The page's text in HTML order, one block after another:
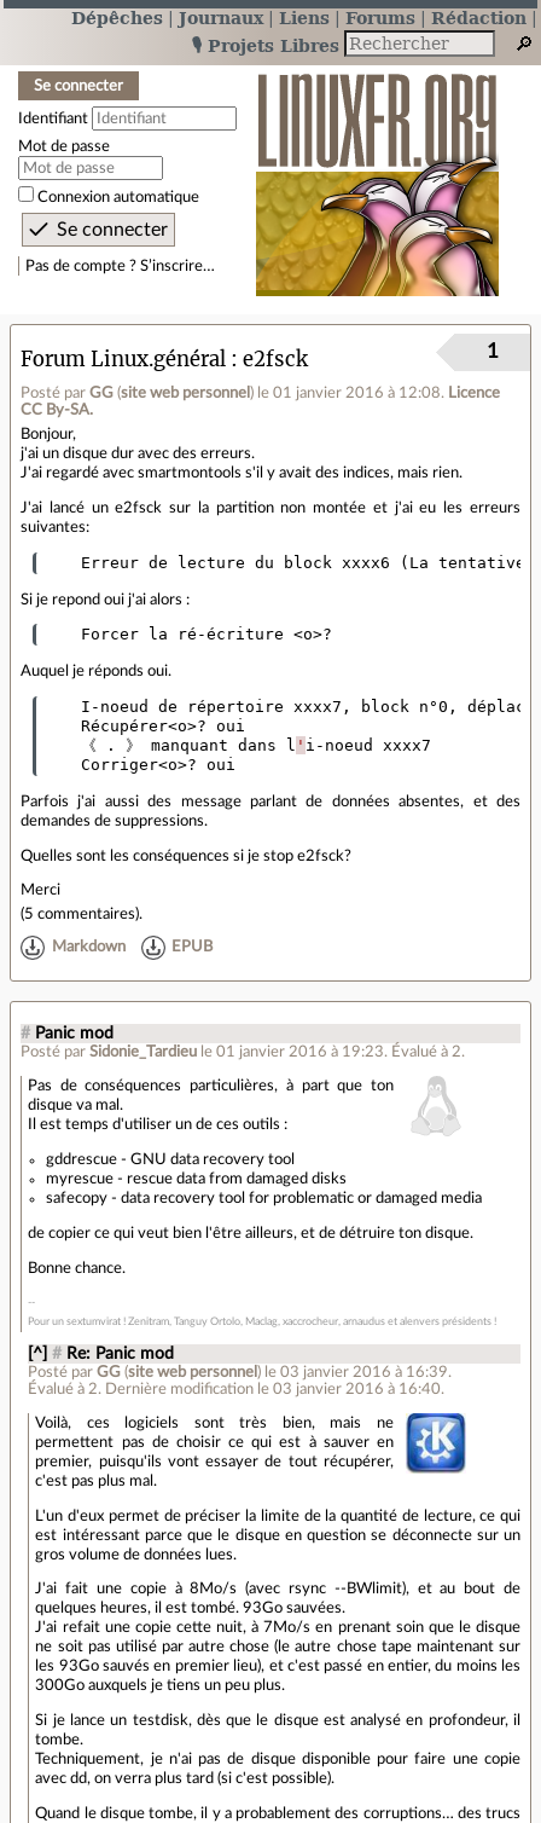
Dépêches Journaux Liens Forums
Rédaction
🎙️ Projets Libres
Se connecter
Identifiant
Mot de passe
Connexion automatique
Pas de compte ? S’inscrire…
Forum Linux.général e2fsck
Posté par GG (site web personnel ) le 01 janvier 2016 à 12:08. Licence
CC By‑SA.
1
Bonjour,
j'ai un disque dur avec des erreurs.
J'ai regardé avec smartmontools s'il y avait des indices, mais rien.
J'ai lancé un e2fsck sur la partition non montée et j'ai eu les erreurs
suivantes:
    Erreur de lecture du block xxxx6
( La tentative
Si je repond oui j'ai alors :
    Forcer la ré-écriture <o>?
Auquel je réponds oui.
I-noeud de répertoire xxxx7, block n°0,
    Récupérer<o>? oui
    《 . 》 manquant dans l
' i-noeud xxxx7
    Corriger<o>? oui
Parfois j'ai aussi des message parlant de données absentes, et des
demandes de suppressions.
Quelles sont les conséquences si je stop e2fsck?
Merci
(5 commentaires).
Markdown EPUB
# Panic mod
Posté par Sidonie_Tardieu le 01 janvier 2016 à 19:23. Évalué à 2.
Pas de conséquences particulières, à part que ton
disque va mal.
Il est temps d'utiliser un de ces outils :
gddrescue - GNU data recovery tool
myrescue - rescue data from damaged disks
safecopy - data recovery tool for problematic or damaged media
de copier ce qui veut bien l'être ailleurs, et de détruire ton disque.
Bonne chance.
Pour un sextumvirat ! Zenitram, Tanguy Ortolo, Maclag, xaccrocheur, arnaudus et alenvers présidents !
[^] # Re: Panic mod
Posté parGG (site web personnel ) le 03 janvier 2016 à 16:39.
Évalué à 2. Dernière modification le 03 janvier 2016 à 16:40.
Voilà, ces logiciels sont très bien, mais ne
permettent pas de choisir ce qui est à sauver en
premier, puisqu'ils vont essayer de tout récupérer,
c'est pas plus mal.
L'un d'eux permet de préciser la limite de la quantité de lecture, ce qui
est intéressant parce que le disque en question se déconnecte sur un
gros volume de données lues.
J'ai fait une copie à 8Mo/s (avec rsync --BWlimit), et au bout de
quelques heures, il est tombé. 93Go sauvées.
J'ai refait une copie cette nuit, à 7Mo/s en prenant soin que le disque
ne soit pas utilisé par autre chose (le autre chose tape maintenant sur
les 93Go sauvés en premier lieu), et c'est passé en entier, du moins les
300Go auxquels je tiens un peu plus.
Si je lance un testdisk, dès que le disque est analysé en profondeur, il
tombe.
Techniquement, je n'ai pas de disque disponible pour faire une copie
avec dd, on verra plus tard (si c'est possible).
Quand le disque tombe, il y a probablement des corruptions… des trucs